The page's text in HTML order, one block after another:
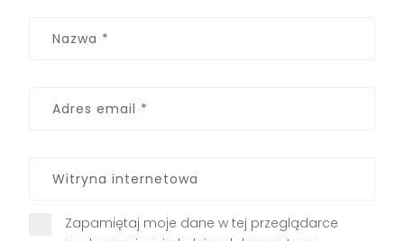
Zapamiętaj moje dane w tej przeglądarce